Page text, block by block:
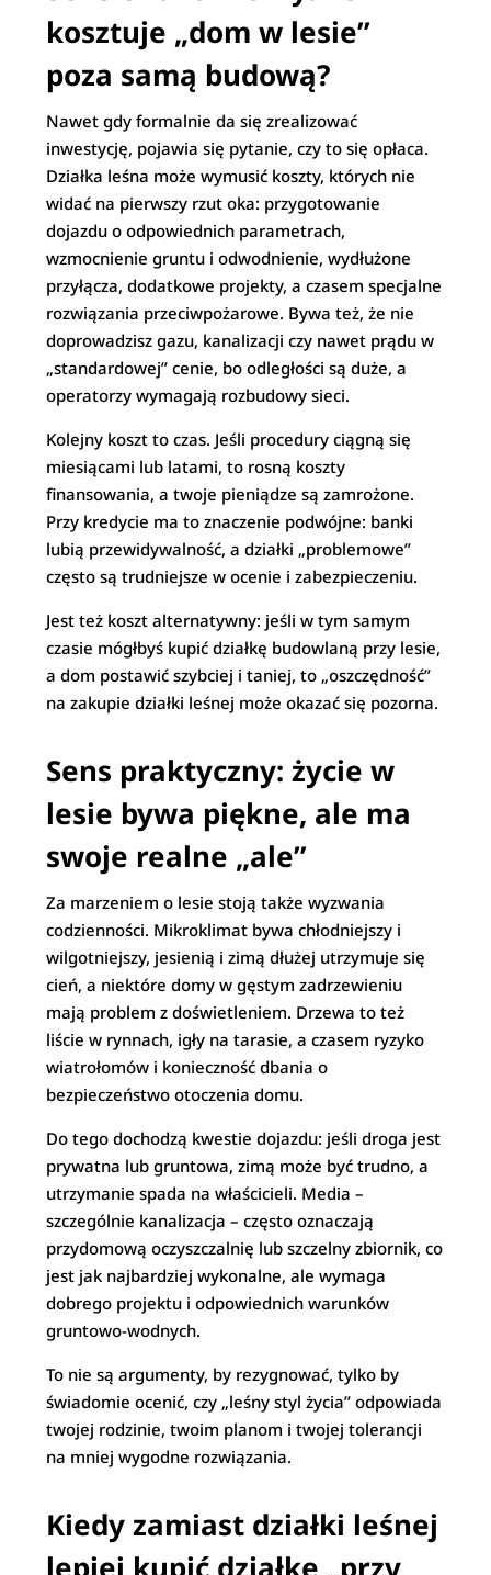
kosztuje „dom w lesie”
poza samą budową?
Nawet gdy formalnie da się zrealizować
inwestycję, pojawia się pytanie, czy to się opłaca.
Działka leśna może wymusić koszty, których nie
widać na pierwszy rzut oka: przygotowanie
dojazdu o odpowiednich parametrach,
wzmocnienie gruntu i odwodnienie, wydłużone
przyłącza, dodatkowe projekty, a czasem specjalne
rozwiązania przeciwpożarowe. Bywa też, że nie
doprowadzisz gazu, kanalizacji czy nawet prądu w
„standardowej” cenie, bo odległości są duże, a
operatorzy wymagają rozbudowy sieci.
Kolejny koszt to czas. Jeśli procedury ciągną się
miesiącami lub latami, to rosną koszty
finansowania, a twoje pieniądze są zamrożone.
Przy kredycie ma to znaczenie podwójne: banki
lubią przewidywalność, a działki „problemowe”
często są trudniejsze w ocenie i zabezpieczeniu.
Jest też koszt alternatywny: jeśli w tym samym
czasie mógłbyś kupić działkę budowlaną przy lesie,
a dom postawić szybciej i taniej, to „oszczędność”
na zakupie działki leśnej może okazać się pozorna.
Sens praktyczny: życie w
lesie bywa piękne, ale ma
swoje realne „ale”
Za marzeniem o lesie stoją także wyzwania
codzienności. Mikroklimat bywa chłodniejszy i
wilgotniejszy, jesienią i zimą dłużej utrzymuje się
cień, a niektóre domy w gęstym zadrzewieniu
mają problem z doświetleniem. Drzewa to też
liście w rynnach, igły na tarasie, a czasem ryzyko
wiatrołomów i konieczność dbania o
bezpieczeństwo otoczenia domu.
Do tego dochodzą kwestie dojazdu: jeśli droga jest
prywatna lub gruntowa, zimą może być trudno, a
utrzymanie spada na właścicieli. Media –
szczególnie kanalizacja – często oznaczają
przydomową oczyszczalnię lub szczelny zbiornik, co
jest jak najbardziej wykonalne, ale wymaga
dobrego projektu i odpowiednich warunków
gruntowo-wodnych.
To nie są argumenty, by rezygnować, tylko by
świadomie ocenić, czy „leśny styl życia” odpowiada
twojej rodzinie, twoim planom i twojej tolerancji
na mniej wygodne rozwiązania.
Kiedy zamiast działki leśnej